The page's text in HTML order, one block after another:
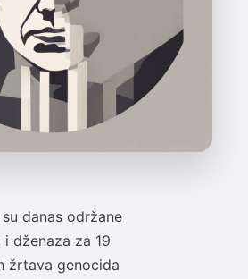
danas održane
dženaza za 19
žrtava genocida